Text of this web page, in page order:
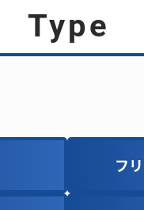
type
フ
フ